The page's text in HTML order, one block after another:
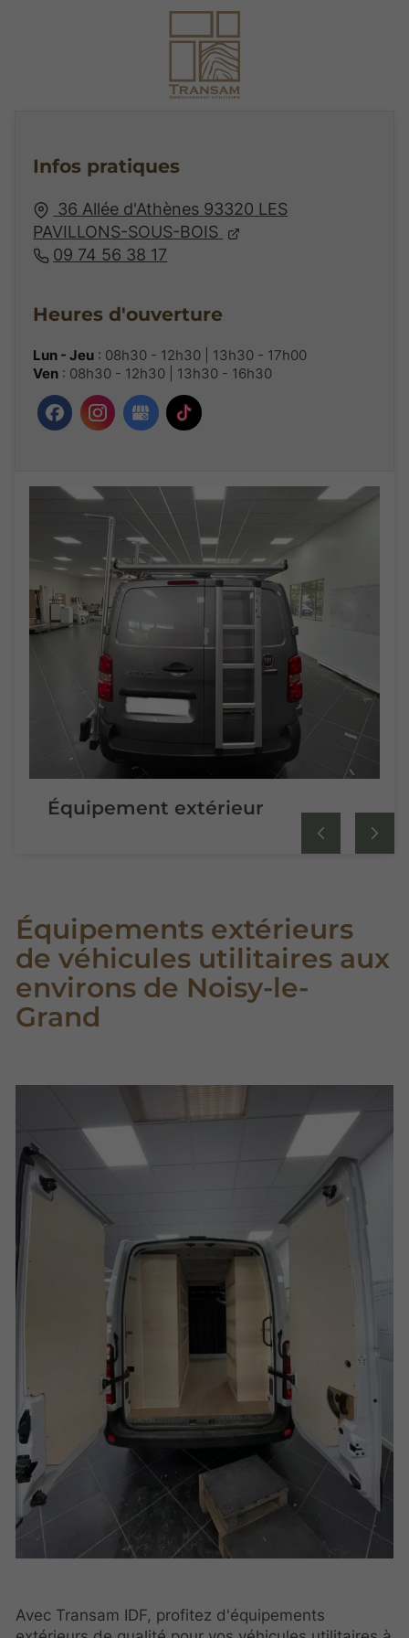
Infos pratiques
36 Allée d'Athènes 93320 LES
PAVILLONS-SOUS-BOIS
09 74 56 38 17
Heures d'ouverture
Lun - Jeu : 08h30 - 12h30 | 13h30 - 17h00
Ven : 08h30 - 12h30 | 13h30 - 16h30
Équipement extérieur
Équipements extérieurs
de véhicules utilitaires aux
environs de Noisy-le-
Grand
Avec Transam IDF, profitez d'équipements